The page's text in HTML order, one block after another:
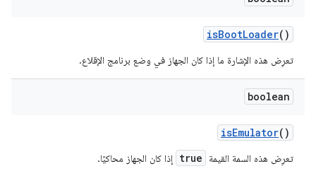
isBootLoader()
تعرِض هذه الإشارة ما إذا كان الجهاز في وضع برنامج الإقلاع.
boolean
isEmulator()
تعرِض هذه السمة القيمة true إذا كان الجهاز محاكيًا.